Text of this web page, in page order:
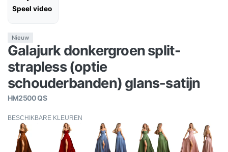
Speel video
Nieuw
Galajurk donkergroen split-
strapless (optie
schouderbanden) glans-satijn
HM2500 QS
BESCHIKBARE KLEUREN